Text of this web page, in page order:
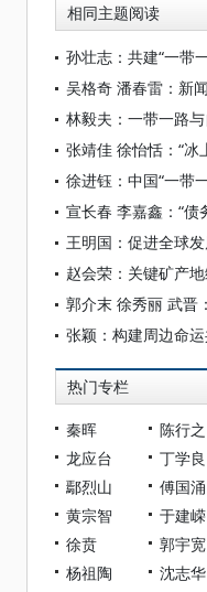
相同主题阅读
热门专栏
秦晖 陈行之
龙应台
丁学良
鄢烈山
傅国涌
黄宗智
于建嵘
徐贲
郭宇宽
杨祖陶
沈志华